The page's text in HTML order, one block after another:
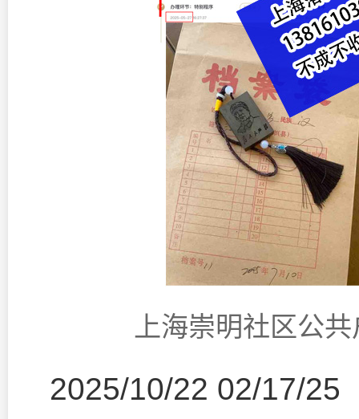
上海崇明社区公
2025/10/22 02/17/25